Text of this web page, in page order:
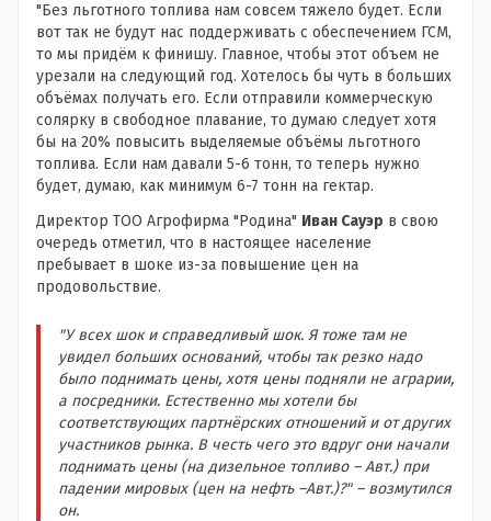
"Без льготного топлива нам совсем тяжело будет. Если
вот так не будут нас поддерживать с обеспечением ГСМ,
то мы придём к финишу. Главное, чтобы этот объем не
урезали на следующий год. Хотелось бы чуть в больших
объёмах получать его. Если отправили коммерческую
солярку в свободное плавание, то думаю следует хотя
бы на 20% повысить выделяемые объёмы льготного
топлива. Если нам давали 5-6 тонн, то теперь нужно
будет, думаю, как минимум 6-7 тонн на гектар.
Директор ТОО Агрофирма "Родина" Иван Сауэр в свою
очередь отметил, что в настоящее население
пребывает в шоке из-за повышение цен на
продовольствие.
"У всех шок и справедливый шок. Я тоже там не
увидел больших оснований, чтобы так резко надо
было поднимать цены, хотя цены подняли не аграрии,
а посредники. Естественно мы хотели бы
соответствующих партнёрских отношений и от других
участников рынка. В честь чего это вдруг они начали
поднимать цены (на дизельное топливо – Авт.) при
падении мировых (цен на нефть –Авт.)?" – возмутился
он.